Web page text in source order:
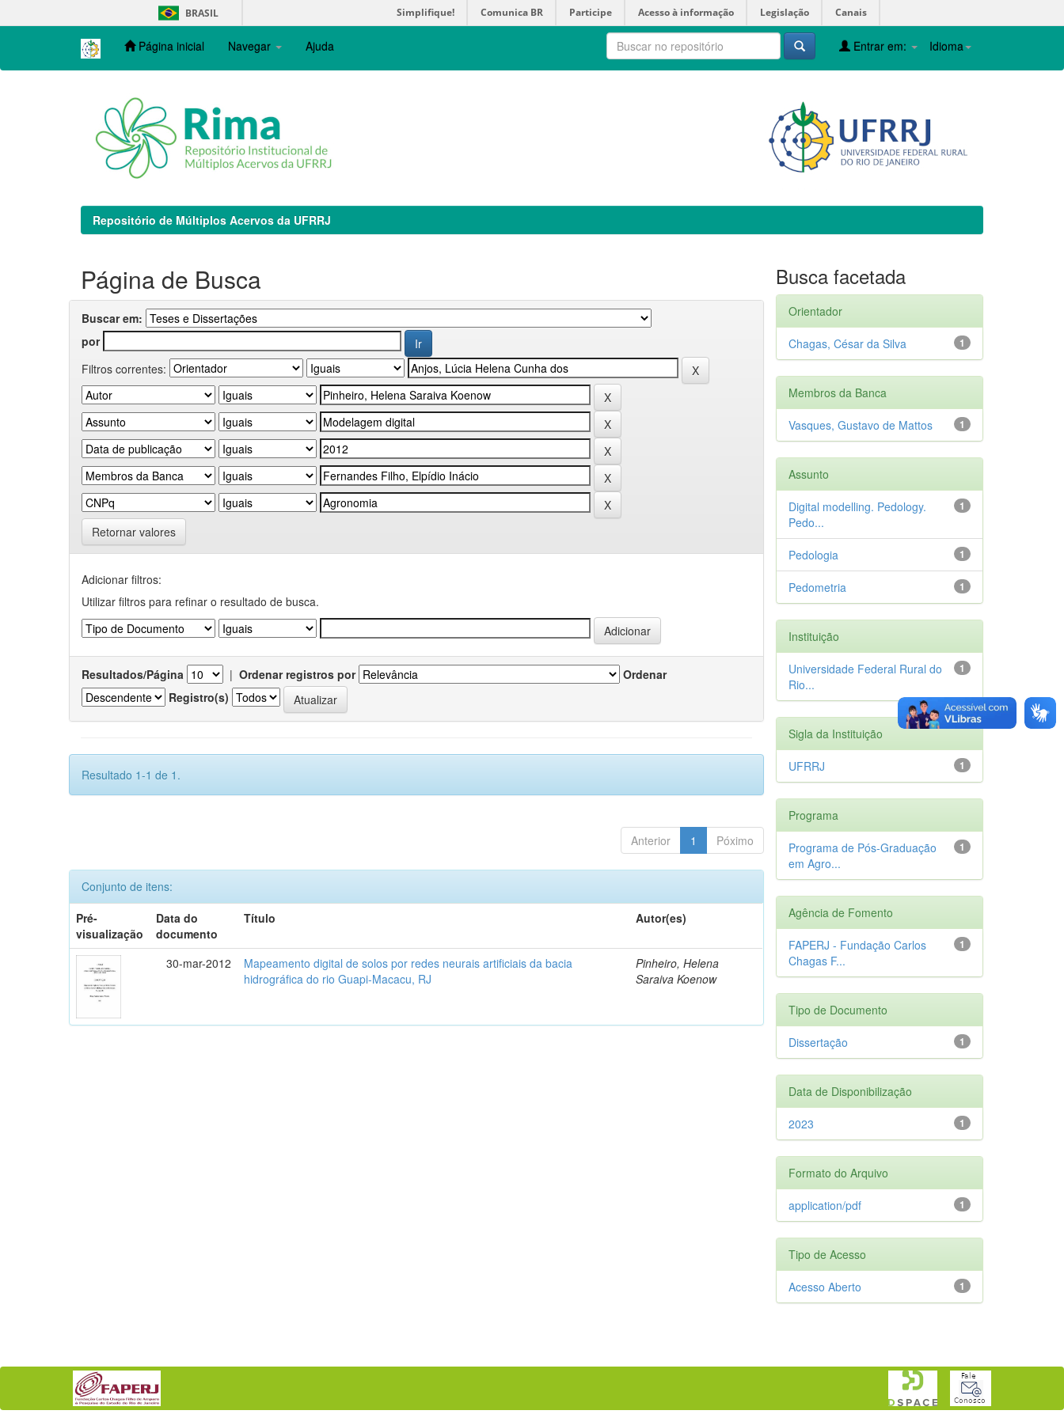
navigation
BRASIL Simplifique! Comunica BR Participe Acesso à informação Legislação Canais
Página inicial Navegar Ajuda Idioma
Entrar em:
Repositório de Múltiplos Acervos da UFRRJ
Página de Busca
Buscar em:
por
Filtros correntes:
Retornar valores
Adicionar filtros:
Utilizar filtros para refinar o resultado de busca.
Resultados/Página | Ordenar registros por
Ordenar
Registro(s)
Resultado 1-1 de 1.
Anterior 1 Póximo
Conjunto de itens:
Pré-
visualização
Data do
documento
Título Autor(es)
30-mar-2012
Mapeamento digital de solos por redes neurais artificiais da bacia
hidrográfica do rio Guapi-Macacu, RJ
Pinheiro, Helena
Saraiva Koenow
Busca facetada
Orientador
1
Chagas, César da Silva
Membros da Banca
1
Vasques, Gustavo de Mattos
Assunto
1
Digital modelling. Pedology.
Pedo...
1
Pedologia
1
Pedometria
Instituição
1
Universidade Federal Rural do
Rio...
Sigla da Instituição
1
UFRRJ
Programa
1
Programa de Pós-Graduação
em Agro...
Agência de Fomento
1
FAPERJ - Fundação Carlos
Chagas F...
Tipo de Documento
1
Dissertação
Data de Disponibilização
1
2023
Formato do Arquivo
1
application/pdf
Tipo de Acesso
1
Acesso Aberto